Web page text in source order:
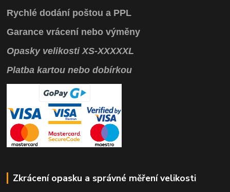
Rychlé dodání poštou a PPL
Garance vrácení nebo výměny
OpaskyvelikostiXS-XXXXXL
Platba kartou nebo dobírkou
Zkrácení opasku a správné měření velikosti